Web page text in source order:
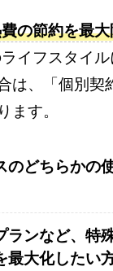
の節約を最
イフスタイ
は、「個別契
ます。
のどちらかの
ランなど、特
最大化したい